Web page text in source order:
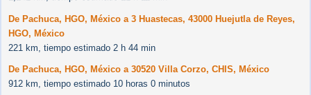
De Pachuca, HGO, México a 3 Huastecas, 43000 Huejutla de Reyes,
HGO, México
221 km, tiempo estimado 2 h 44 min
De Pachuca, HGO, México a 30520 Villa Corzo, CHIS, México
912 km, tiempo estimado 10 horas 0 minutos